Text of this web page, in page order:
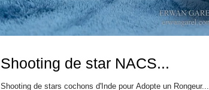
Shooting de star NACS...
Shooting de stars cochons d'Inde pour Adopte un Rongeur... Pour vos animaux préférés, et c'est à domicile ;)